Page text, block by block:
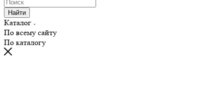
Найти
Каталог
По всему сайту
По каталогу